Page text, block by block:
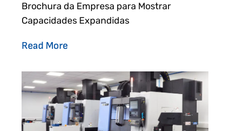
Brochura da Empresa para Mostrar
Capacidades Expandidas
Read More